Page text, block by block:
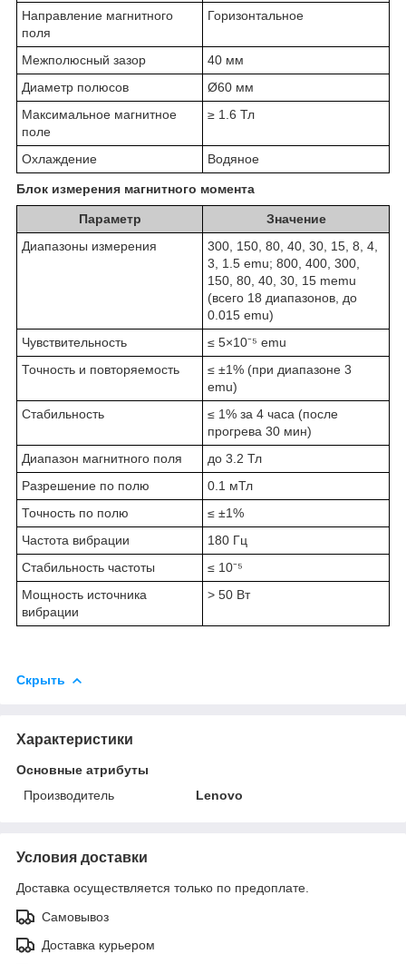
Направление магнитного
поля
Горизонтальное
Межполюсный зазор
40 мм
Диаметр полюсов
Ø60 мм
Максимальное магнитное
поле
≥ 1.6 Тл
Охлаждение Водяное
Блок измерения магнитного момента
Параметр
Значение
Диапазоны измерения
300, 150, 80, 40, 30, 15, 8, 4,
3, 1.5 emu; 800, 400, 300,
150, 80, 40, 30, 15 memu
(всего 18 диапазонов, до
0.015 emu)
Чувствительность
≤ 5×10⁻⁵ emu
Точность и повторяемость
≤ ±1% (при диапазоне 3
emu)
Стабильность
≤ 1% за 4 часа (после
прогрева 30 мин)
Диапазон магнитного поля
до 3.2 Тл
Разрешение по полю
0.1 мТл
Точность по полю
≤ ±1%
Частота вибрации
180 Гц
Стабильность частоты
≤ 10⁻⁵
Мощность источника
вибрации
> 50 Вт
Скрыть
Характеристики
Основные атрибуты
Производитель
Lenovo
Условия доставки
Доставка осуществляется только по предоплате.
Самовывоз
Доставка курьером